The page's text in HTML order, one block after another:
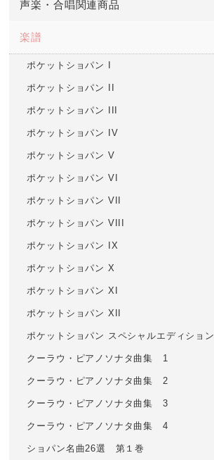
声楽・合唱関連商品
楽譜
ポケットショパン I
ポケットショパン II
ポケットショパン III
ポケットショパン IV
ポケットショパン V
ポケットショパン VI
ポケットショパン VII
ポケットショパン VIII
ポケットショパン IX
ポケットショパン X
ポケットショパン XI
ポケットショパン XII
ポケットショパン スペシャルエディション
クーラウ・ピアノソナタ曲集 1
クーラウ・ピアノソナタ曲集 2
クーラウ・ピアノソナタ曲集 3
クーラウ・ピアノソナタ曲集 4
ショパン名曲26選 第１巻